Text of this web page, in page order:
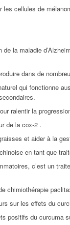
les cellules de
la maladie
dans de
qui fonctionne
ralentir la
de la cox-2 .
et aider à la
en tant que
c’est un
chimiothérapie
sur les effets du
positifs du curcuma